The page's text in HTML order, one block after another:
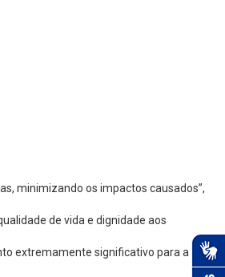
minimizando os impactos causados”,
de vida e dignidade aos
extremamente significativo para a